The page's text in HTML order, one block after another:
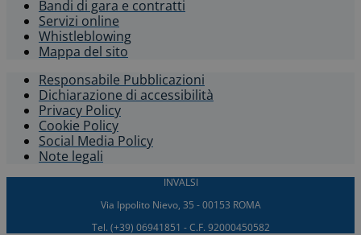
Bandi di gara e contratti
Servizi online
Whistleblowing​
Mappa del sito
Responsabile Pubblicazioni
Dichiarazione di accessibilità​
Privacy Policy
Cookie Policy
Social Media Policy
Note legali
INVALSI
Via Ippolito Nievo, 35 - 00153 ROMA
Tel. (+39) 06941851 - C.F. 92000450582